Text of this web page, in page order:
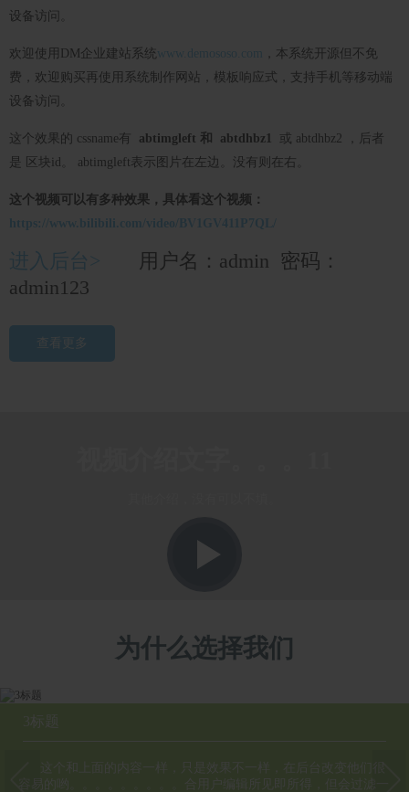
设备访问。
欢迎使用DM企业建站系统 www.demososo.com
，本系统开源但不免
费，欢迎购买再使用系统制作网站，模板响应式，支持手机等移动端
设备访问。
这个效果的 cssname有 abtimgleft 和 abtdhbz1
或 abtdhbz2 ，后者
是 区块id。 abtimgleft表示图片在左边。没有则在右。
这个视频可以有多种效果，具体看这个视频：
https://www.bilibili.com/video/BV1GV411P7QL/
进入后台>
用户名：admin 密码：
admin123
查看更多
为什么选择我们
3标题
这个和上面的内容一样，只是效果不一样，在后台改变他们很
容易的哟。。。。。。。。。合用户编辑所见即所得，但会过滤一